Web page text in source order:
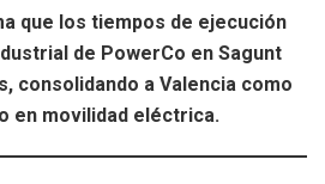
que los tiempos de ejecución
de PowerCo en Sagunt
consolidando a Valencia como
movilidad eléctrica.